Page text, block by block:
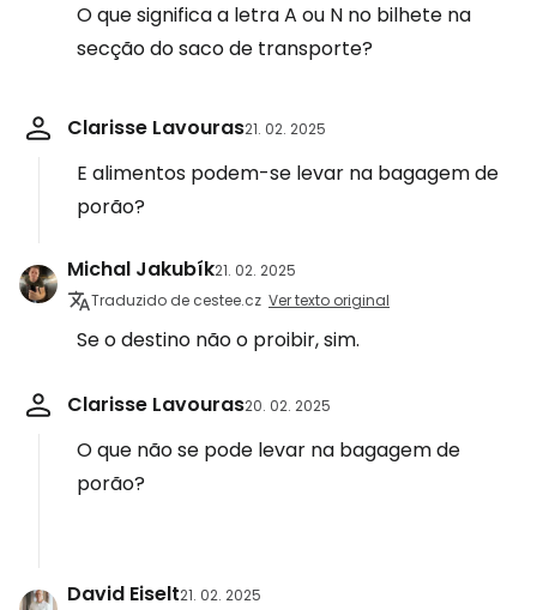
O que significa a letra A ou N no bilhete na
secção do saco de transporte?
Clarisse Lavouras21. 02. 2025
E alimentos podem-se levar na bagagem de
porão?
Michal Jakubík21. 02. 2025
Traduzido de cestee.cz Ver texto original
Se o destino não o proibir, sim.
Clarisse Lavouras20. 02. 2025
O que não se pode levar na bagagem de
porão?
David Eiselt21. 02. 2025